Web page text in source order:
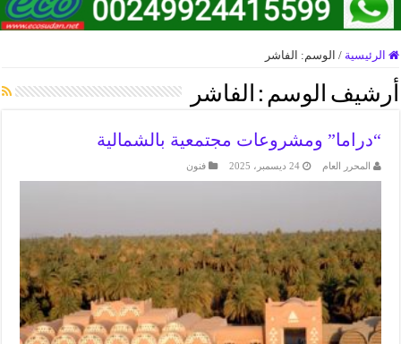
الرئيسية / الوسم: الفاشر
أرشيف الوسم : الفاشر
“دراما” ومشروعات مجتمعية بالشمالية
المحرر العام 24 ديسمبر، 2025 فنون